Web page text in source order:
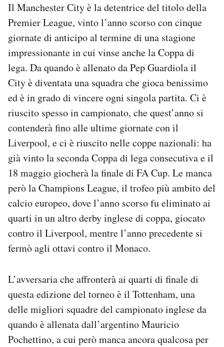
Il Manchester City è la detentrice del titolo della
Premier League, vinto l’anno scorso con cinque
giornate di anticipo al termine di una stagione
impressionante in cui vinse anche la Coppa di
lega. Da quando è allenato da Pep Guardiola il
City è diventata una squadra che gioca benissimo
ed è in grado di vincere ogni singola partita. Ci è
riuscito spesso in campionato, che quest’anno si
contenderà fino alle ultime giornate con il
Liverpool, e ci è riuscito nelle coppe nazionali: ha
già vinto la seconda Coppa di lega consecutiva e il
18 maggio giocherà la finale di FA Cup. Le manca
però la Champions League, il trofeo più ambito del
calcio europeo, dove l’anno scorso fu eliminato ai
quarti in un altro derby inglese di coppa, giocato
contro il Liverpool, mentre l’anno precedente si
fermò agli ottavi contro il Monaco.
L’avversaria che affronterà ai quarti di finale di
questa edizione del torneo è il Tottenham, una
delle migliori squadre del campionato inglese da
quando è allenata dall’argentino Mauricio
Pochettino, a cui però manca ancora qualcosa per